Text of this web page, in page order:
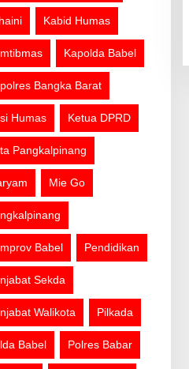
Kabid Humas
Kapolda Babel
Bangka Barat
Humas Ketua DPRD
Pangkalpinang
Mie Go
Babel Pendidikan
Sekda
Walikota Pilkada
Babel Polres Babar